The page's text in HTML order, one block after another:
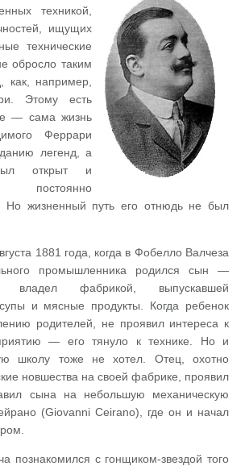
техникой,
ищущих
технические
обросло таким
как, например,
Этому есть
— сама жизнь
Феррари
легенд, а
открыт и
постоянно
Но жизненный путь его отнюдь не был
1881 года, когда в Фобелло Валчеза
промышленника родился сын —
владел фабрикой, выпускавшей
и мясные продукты. Когда ребенок
родителей, не проявил интереса к
— его тянуло к технике. Но и
школу тоже не хотел. Отец, охотно
новшества на своей фабрике, проявил
сына на небольшую механическую
(Giovanni Ceirano), где он и начал
познакомился с гонщиком-звездой того